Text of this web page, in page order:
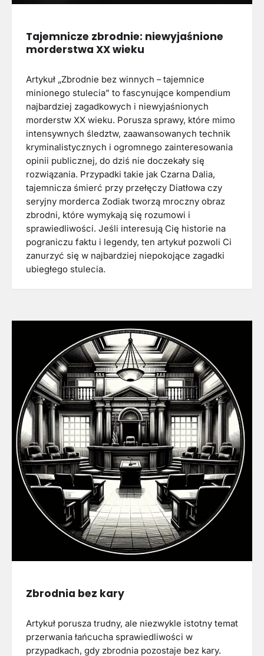
Tajemnicze zbrodnie: niewyjaśnione
morderstwa XX wieku
Artykuł „Zbrodnie bez winnych – tajemnice
minionego stulecia” to fascynujące kompendium
najbardziej zagadkowych i niewyjaśnionych
morderstw XX wieku. Porusza sprawy, które mimo
intensywnych śledztw, zaawansowanych technik
kryminalistycznych i ogromnego zainteresowania
opinii publicznej, do dziś nie doczekały się
rozwiązania. Przypadki takie jak Czarna Dalia,
tajemnicza śmierć przy przełęczy Diatłowa czy
seryjny morderca Zodiak tworzą mroczny obraz
zbrodni, które wymykają się rozumowi i
sprawiedliwości. Jeśli interesują Cię historie na
pograniczu faktu i legendy, ten artykuł pozwoli Ci
zanurzyć się w najbardziej niepokojące zagadki
ubiegłego stulecia.
Zbrodnia bez kary
Artykuł porusza trudny, ale niezwykle istotny temat
przerwania łańcucha sprawiedliwości w
przypadkach, gdy zbrodnia pozostaje bez kary.